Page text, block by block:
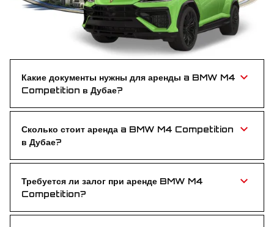
Какие документы нужны для аренды a BMW M4
Competition в Дубае?
Сколько стоит аренда a BMW M4 Competition
в Дубае?
стиля.
Требуется ли залог при аренде BMW M4
Competition?